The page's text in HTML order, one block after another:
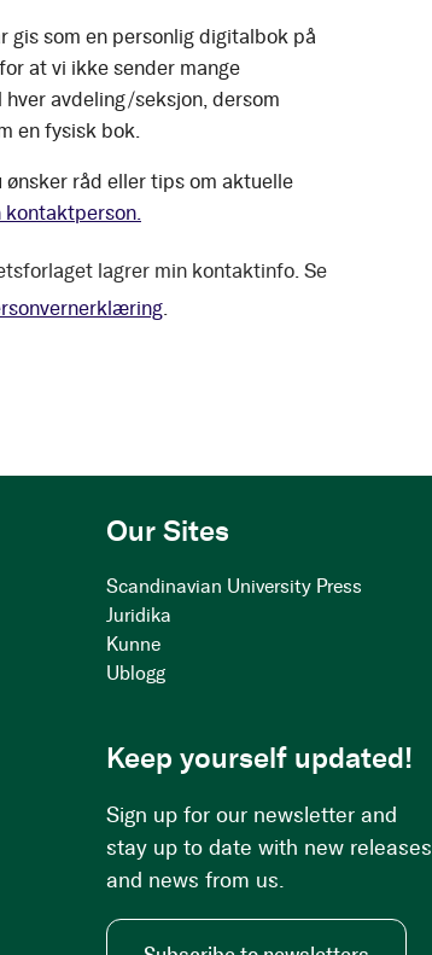
gis som en personlig digitalbok på
at vi ikke sender mange
avdeling/seksjon, dersom
en fysisk bok.
råd eller tips om aktuelle
kontaktperson.
lagrer min kontaktinfo. Se
Our Sites
Scandinavian University Press
Juridika
Kunne
Ublogg
Keep yourself updated!
Sign up for our newsletter and
stay up to date with new releases
and news from us.